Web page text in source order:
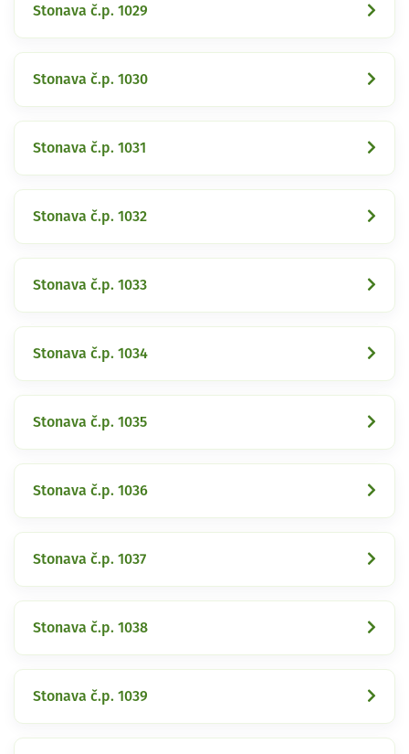
Stonava č.p. 1029
Stonava č.p. 1030
Stonava č.p. 1031
Stonava č.p. 1032
Stonava č.p. 1033
Stonava č.p. 1034
Stonava č.p. 1035
Stonava č.p. 1036
Stonava č.p. 1037
Stonava č.p. 1038
Stonava č.p. 1039